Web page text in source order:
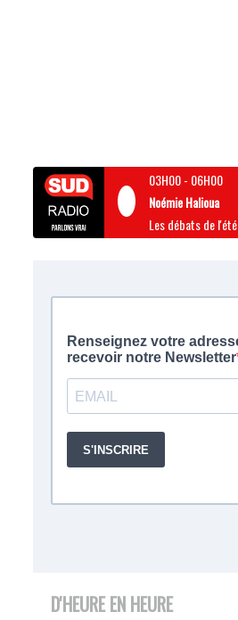
03H00- 06H00
Noémie Halioua
Les débats de l'été
D'HEURE EN HEURE